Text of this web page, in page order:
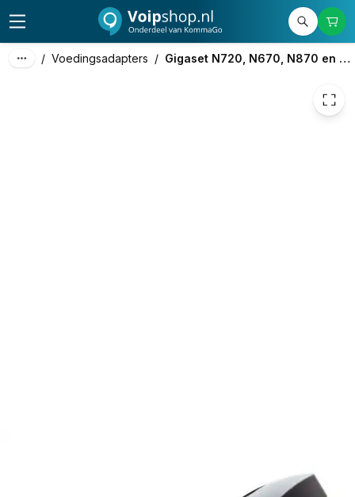
/ Voedingsadapters / Gigaset N720, N670, N870 en DX800A Voeding
excl. btw
incl. btw